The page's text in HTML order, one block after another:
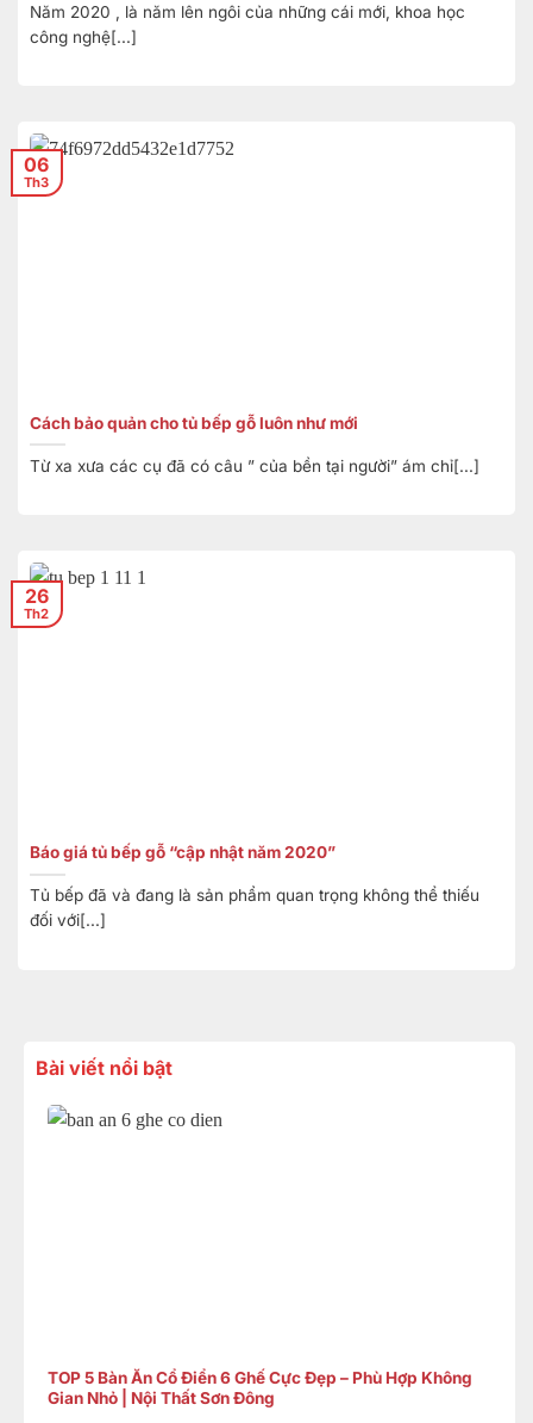
Năm 2020 , là năm lên ngôi của những cái mới, khoa học
công nghệ[...]
Cách bảo quản cho tủ bếp gỗ luôn như mới
Từ xa xưa các cụ đã có câu ” của bền tại người” ám chỉ[...]
06
Th3
Báo giá tủ bếp gỗ “cập nhật năm 2020”
Tủ bếp đã và đang là sản phẩm quan trọng không thể thiếu
đối với[...]
26
Th2
Bài viết nổi bật
TOP 5 Bàn Ăn Cổ Điển 6 Ghế Cực Đẹp – Phù Hợp Không
Gian Nhỏ | Nội Thất Sơn Đông